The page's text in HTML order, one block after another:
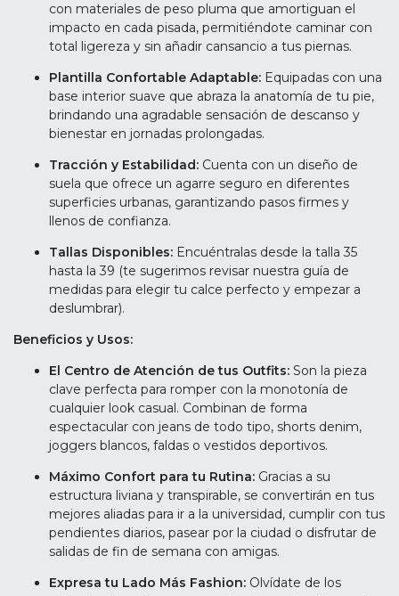
con materiales de peso pluma que amortiguan el
impacto en cada pisada, permitiéndote caminar con
total ligereza y sin añadir cansancio a tus piernas.
Plantilla Confortable Adaptable: Equipadas con una
base interior suave que abraza la anatomía de tu pie,
brindando una agradable sensación de descanso y
bienestar en jornadas prolongadas.
Tracción y Estabilidad: Cuenta con un diseño de
suela que ofrece un agarre seguro en diferentes
superficies urbanas, garantizando pasos firmes y
llenos de confianza.
Tallas Disponibles: Encuéntralas desde la talla 35
hasta la 39 (te sugerimos revisar nuestra guía de
medidas para elegir tu calce perfecto y empezar a
deslumbrar).
Beneficios y Usos:
El Centro de Atención de tus Outfits: Son la pieza
clave perfecta para romper con la monotonía de
cualquier look casual. Combinan de forma
espectacular con jeans de todo tipo, shorts denim,
joggers blancos, faldas o vestidos deportivos.
Máximo Confort para tu Rutina: Gracias a su
estructura liviana y transpirable, se convertirán en tus
mejores aliadas para ir a la universidad, cumplir con tus
pendientes diarios, pasear por la ciudad o disfrutar de
salidas de fin de semana con amigas.
Expresa tu Lado Más Fashion: Olvídate de los